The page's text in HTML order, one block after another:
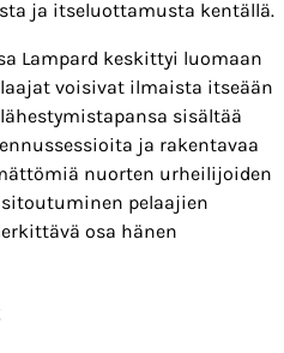
ja itseluottamusta kentällä.
Lampard keskittyi luomaan
voisivat ilmaista itseään
sisältää
ja rakentavaa
nuorten urheilijoiden
pelaajien
osa hänen